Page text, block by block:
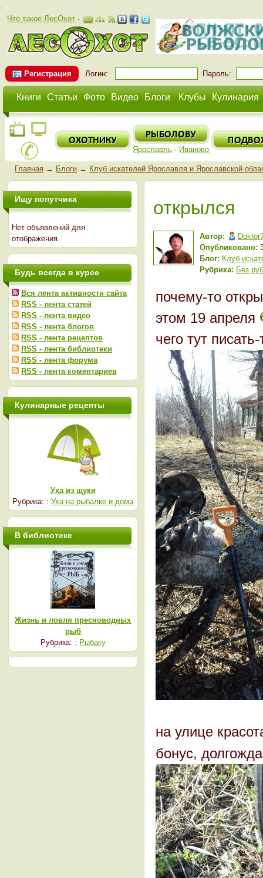
.
Что такое ЛесОхот-
Регистрация Логин: Пароль:
Книги Статьи Фото Видео Блоги Клубы Кулинария
Ярославль - Иваново
Главная→ Блоги→ Клуб искателей Ярославля и Ярославской
открылся
Автор:
Опубликовано:
Блог: Клуб
Рубрика: Без
почему-то
этом 19 апреля
чего тут
на улице
бонус,
Ищу попутчика
Нет объявлений для
отображения.
Будь всегда в курсе
Вся лента активности сайта
RSS - лента статей
RSS - лента видео
RSS - лента блогов
RSS - лента рецептов
RSS - лента библиотеки
RSS - лента форума
RSS - лента коментариев
Кулинарные рецепты
Уха из щуки
Рубрика: :Уха на рыбалке и дома
В библиотеке
Жизнь и ловля пресноводных
рыб
Рубрика: : Рыбаку